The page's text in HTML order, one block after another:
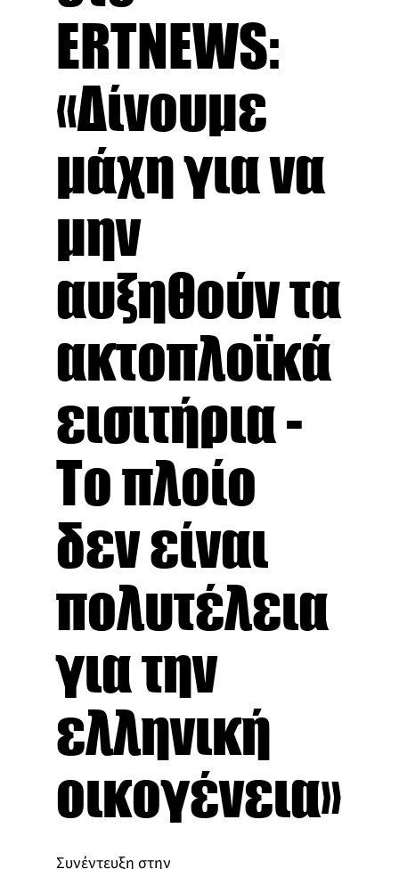
ERTNEWS:
«Δίνουμε
μάχη για να
μην
αυξηθούν τα
ακτοπλοϊκά
εισιτήρια -
Το πλοίο
δεν είναι
πολυτέλεια
για την
ελληνική
οικογένεια»
Συνέντευξη στην